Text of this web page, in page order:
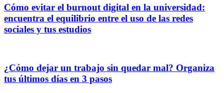
Cómo evitar el burnout digital en la universidad:
encuentra el equilibrio entre el uso de las redes
sociales y tus estudios
¿Cómo dejar un trabajo sin quedar mal? Organiza
tus últimos días en 3 pasos